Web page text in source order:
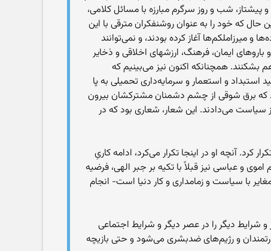
پیشتاز، شب و روز سرگرم مبارزه با مسائل کلامی،
که خود را به عنوان روشنفکران مترقی با این
میرزاملکم‌ها آغاز کرده بودند، و نمی‌توانند
با عواملی است که برج و باروهای ایمان، فرهنگ، ارزشهای اخلاقی و ذخایر
بشکنند. همچنانکه اکنون نیز می‌بینیم که
و استعمار و سرمایه‌داری تحمیلی به پا
که برق شوقی از چشم دشمنان مشترکشان بیرون
سیاست می‌دادند. این شعار، شعاری بود که در
آنچه او در اینجا تکرار می‌کرد، ادامه کاریِ
و عباسی نیز قبلاً با تکیه بر جبر الهی، فرضیه
با سیاست و زمامداری و کار دنیا است- انجام
دیگر را در عصر دیگر و شرایط اجتماعی
و رژیم‌های ضدبشری می‌شود و حتی بازیچه